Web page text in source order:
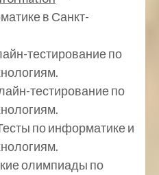
в Санкт-
тестирование по
тестирование по
по информатике и
олимпиады по